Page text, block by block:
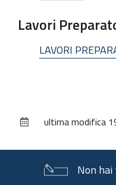
Lavori
LAVORI
documentoultima modifica
Non hai